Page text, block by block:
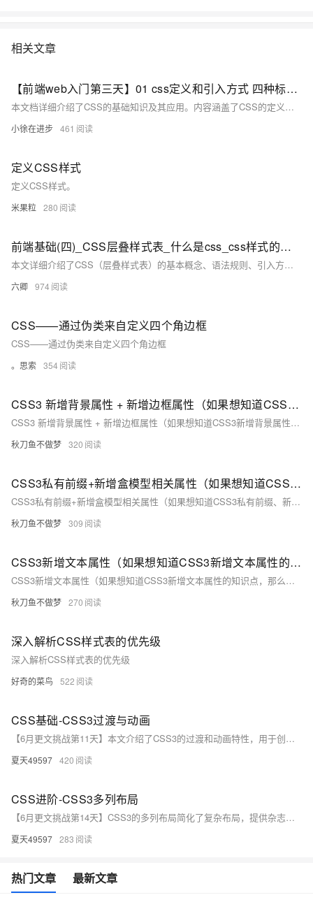
相关文章
【前端web入门第三天】01 css定义和引入方式 四种标签选择器
本文档详细介绍了CSS的基础知识及其应用。内容涵盖了CSS的定义、CSS在HTML中的引入方式，包括内部样式表、外部样式表及行内样式表的使用场景与方法。此外，还深入解析了不同种类的选择器：标签选择器、类选择器、ID选择器以及通配符选择器的功能与应用场景，并提供了实例帮助理解。最后，通过具体的新属性示例，指导如何使用这些选择器来实现基本的盒子绘制。适合初学者系统学习CSS。
小徐在进步 461
定义CSS样式
定义CSS样式。
米果粒 280
前端基础(四)_CSS层叠样式表_什么是css_css样式的引入方式_样式表的优先级_样式选择器
本文详细介绍了CSS（层叠样式表）的基本概念、语法规则、引入方式、样式表的优先级和样式选择器。文章解释了CSS的作用，展示了如何在HTML中通过行内样式、内部样式和外部样式引入CSS，讨论了不同CSS选择器的优先级和如何确定最终的样式应用。此外，还强调了使用`!important`规则时的优先级高于行内样式。
六卿 974
CSS——通过伪类来自定义四个角边框
CSS——通过伪类来自定义四个角边框
。思索 354
CSS3 新增背景属性 + 新增边框属性（如果想知道CSS3新增背景属性和新增边框属性的知识点，那么只看这一篇就够了！）
CSS3 新增背景属性 + 新增边框属性（如果想知道CSS3新增背景属性和新增边框属性的知识点，那么只看这一篇就够了！）
秋刀鱼不做梦 320
CSS3私有前缀+新增盒模型相关属性（如果想知道CSS3私有前缀、新增盒模型相关属性的知识点，那么只看这一篇就足够了！）
CSS3私有前缀+新增盒模型相关属性（如果想知道CSS3私有前缀、新增盒模型相关属性的知识点，那么只看这一篇就足够了！）
秋刀鱼不做梦 309
CSS3新增文本属性（如果想知道CSS3新增文本属性的知识点，那么只看这一篇就够了！）
CSS3新增文本属性（如果想知道CSS3新增文本属性的知识点，那么只看这一篇就够了！）
秋刀鱼不做梦 270
深入解析CSS样式表的优先级
深入解析CSS样式表的优先级
好奇的菜鸟 522
CSS基础-CSS3过渡与动画
【6月更文挑战第11天】本文介绍了CSS3的过渡和动画特性，用于创建平滑的视觉效果。过渡通过`transition`属性实现元素样式改变的缓动效果，常用于按钮悬停、图片切换等场景。易错点包括忘记设置初始和最终样式，以及过渡效果不明显。动画则利用`@keyframes`定义关键帧序列，适用于循环播放的图标旋转等复杂效果。动画的错误可能在于结束状态处理和无限循环的性能问题。通过代码示例和避免常见陷阱，开发者能更好地利用CSS3动画提升网页交互体验。关键在于适度使用，保持界面流畅舒适。
夏天49597 420
CSS进阶-CSS3多列布局
【6月更文挑战第14天】CSS3的多列布局简化了复杂布局，提供杂志样式排版。通过`column-*`属性如`column-count`和`column-gap`实现内容分割和列间距控制。常见问题包括内容溢出、列间距不当和兼容性问题。解决方法包括使用`word-break`和`hyphens`处理长单词，灵活设置列宽和列数，以及为旧浏览器提供回退方案。代码示例展示了一个自动平衡列高的两列布局。理解并解决这些问题将帮助开发者更好地利用CSS3多列布局。尽管有兼容性挑战，但它是现代网页设计的重要工具。
夏天49597 283
热门文章 最新文章